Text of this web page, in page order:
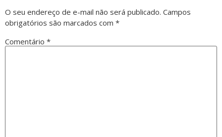
O seu endereço de e-mail não será publicado. Campos
obrigatórios são marcados com *
Comentário *